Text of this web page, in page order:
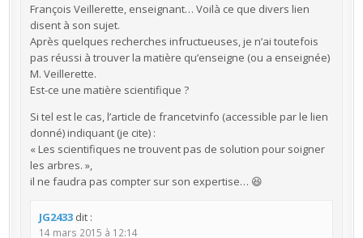
François Veillerette, enseignant… Voilà ce que divers lien
disent à son sujet.
Après quelques recherches infructueuses, je n’ai toutefois
pas réussi à trouver la matière qu’enseigne (ou a enseignée)
M. Veillerette.
Est-ce une matière scientifique ?
Si tel est le cas, l’article de francetvinfo (accessible par le lien
donné) indiquant (je cite) :
« Les scientifiques ne trouvent pas de solution pour soigner
les arbres. »,
il ne faudra pas compter sur son expertise… 😆
JG2433 dit :
14 mars 2015 à 12:14